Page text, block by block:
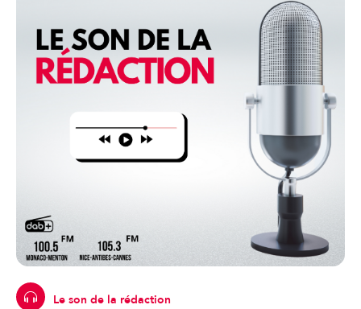
Le son de la rédaction